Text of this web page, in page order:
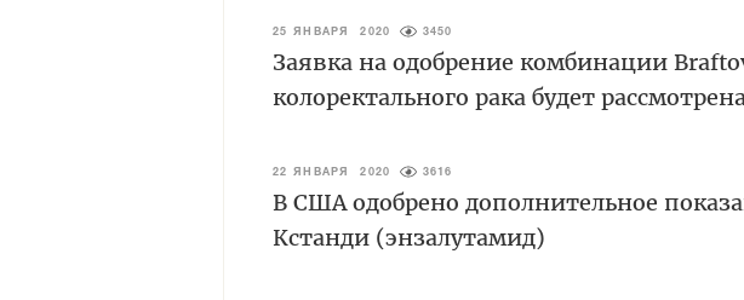
25 ЯНВАРЯ 2020 3450
Заявка на одобрение комбинации
колоректального рака будет
22 ЯНВАРЯ 2020 3616
В США одобрено дополнительное
Кстанди (энзалутамид)